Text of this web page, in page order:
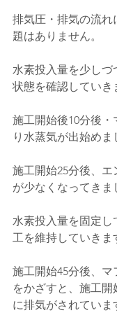
排気圧・排気の流れ
題はありません。
水素投入量を少しづ
状態を確認していき
施工開始後10分後・
り水蒸気が出始めま
施工開始25分後、
が少なくなってきま
水素投入量を固定し
工を維持していきま
施工開始45分後、
をかざすと、施工
に排気がされていま